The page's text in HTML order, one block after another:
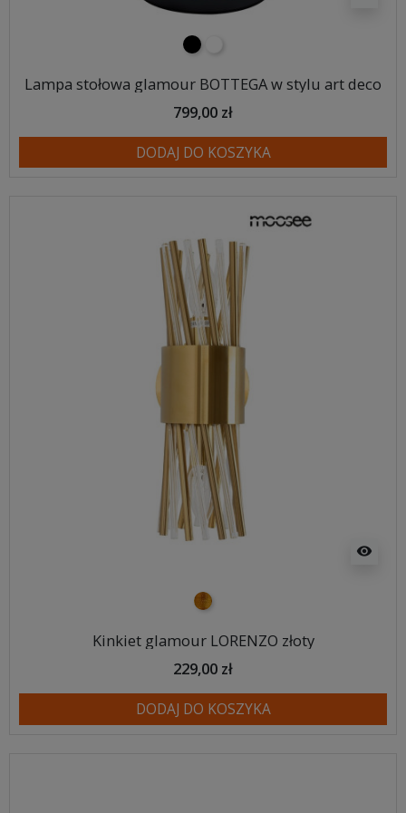
czarny
Lampa stołowa glamour BOTTEGA w stylu art deco
799,00 zł
DODAJ DO KOSZYKA
visibility
złoty
Kinkiet glamour LORENZO złoty
229,00 zł
DODAJ DO KOSZYKA